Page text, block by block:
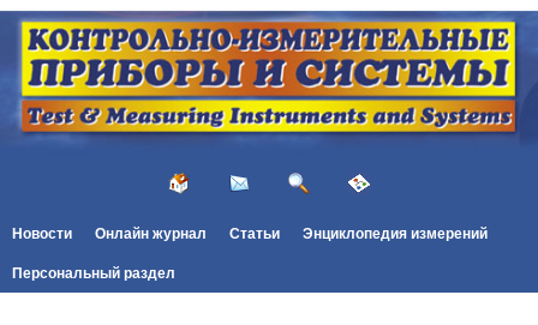
Новости Онлайн журнал Статьи Энциклопедия измерений
Персональный раздел